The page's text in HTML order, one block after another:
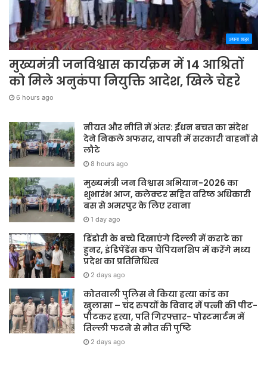
अपना शहर
मुख्यमंत्री जनविश्वास कार्यक्रम में 14 आश्रितों
को मिले अनुकंपा नियुक्ति आदेश, खिले चेहरे
6 hours ago
नीयत और नीति में अंतर: ईंधन बचत का संदेश
देने निकले अफसर, वापसी में सरकारी वाहनों से
लौटे
8 hours ago
मुख्यमंत्री जन विश्वास अभियान-2026 का
शुभारंभ आज, कलेक्टर सहित वरिष्ठ अधिकारी
बस से अमरपुर के लिए रवाना
1 day ago
डिंडोरी के बच्चे दिखाएंगे दिल्ली में कराटे का
हुनर, इंडिपेंडेंस कप चैंपियनशिप में करेंगे मध्य
प्रदेश का प्रतिनिधित्व
2 days ago
कोतवाली पुलिस ने किया हत्या कांड का
खुलासा – चंद रुपयों के विवाद में पत्नी की पीट-
पीटकर हत्या, पति गिरफ्तार- पोस्टमार्टम में
तिल्ली फटने से मौत की पुष्टि
2 days ago